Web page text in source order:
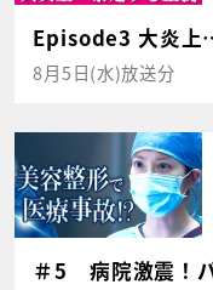
Episode3 大炎上
8月5日(水)放送分
＃5 病院激震！